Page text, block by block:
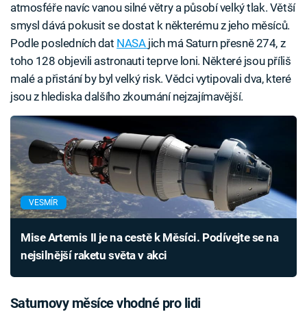
atmosféře navíc vanou silné větry a působí velký tlak. Větší
smysl dává pokusit se dostat k některému z jeho měsíců.
Podle posledních dat NASA jich má Saturn přesně 274, z
toho 128 objevili astronauti teprve loni. Některé jsou příliš
malé a přistání by byl velký risk. Vědci vytipovali dva, které
jsou z hlediska dalšího zkoumání nejzajímavější.
VESMÍR
Mise Artemis II je na cestě k Měsíci. Podívejte se na
nejsilnější raketu světa v akci
Saturnovy měsíce vhodné pro lidi